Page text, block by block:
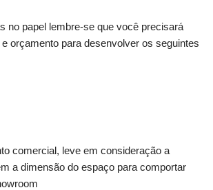
no papel lembre-se que você precisará
orçamento para desenvolver os seguintes
comercial, leve em consideração a
a dimensão do espaço para comportar